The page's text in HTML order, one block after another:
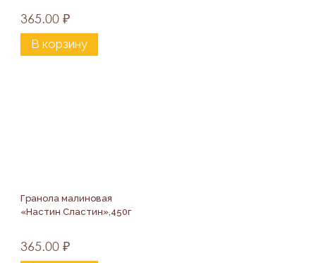
365.00 ₽
В корзину
Гранола малиновая
«Настин Сластин»,450г
365.00 ₽